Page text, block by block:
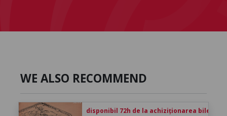
WE ALSO RECOMMEND
disponibil 72h de la achiziționarea biletului